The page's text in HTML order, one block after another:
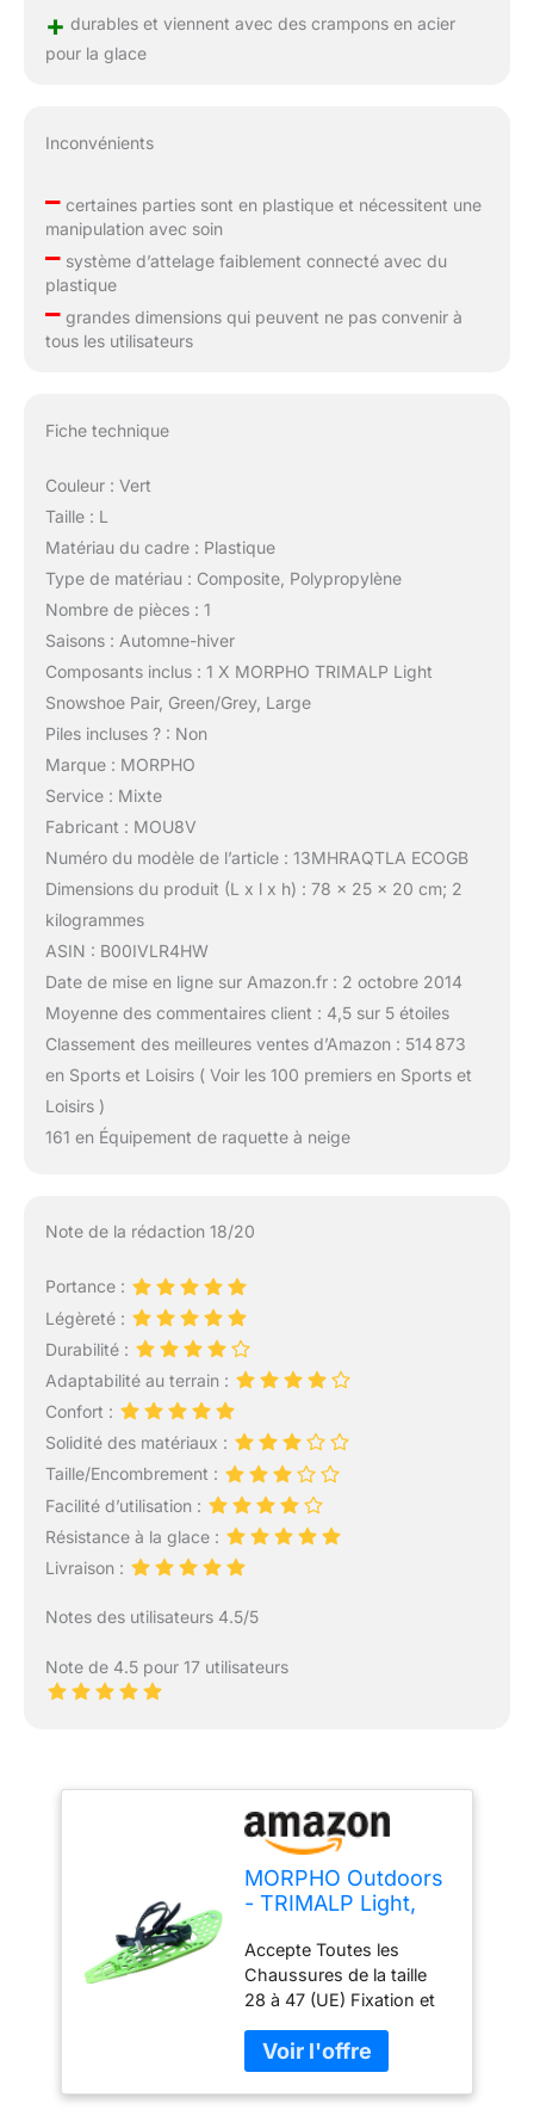
+ durables et viennent avec des crampons en acier
pour la glace
Inconvénients
–certaines parties sont en plastique et nécessitent une
manipulation avec soin
–système d’attelage faiblement connecté avec du
plastique
–grandes dimensions qui peuvent ne pas convenir à
tous les utilisateurs
Fiche technique
Couleur : Vert
Taille : L
Matériau du cadre : Plastique
Type de matériau : Composite, Polypropylène
Nombre de pièces : 1
Saisons : Automne-hiver
Composants inclus : 1 X MORPHO TRIMALP Light
Snowshoe Pair, Green/Grey, Large
Piles incluses ? : Non
Marque : MORPHO
Service : Mixte
Fabricant : MOU8V
Numéro du modèle de l’article : 13MHRAQTLA ECOGB
Dimensions du produit (L x l x h) : 78 x 25 x 20 cm; 2
kilogrammes
ASIN : B00IVLR4HW
Date de mise en ligne sur Amazon.fr : 2 octobre 2014
Moyenne des commentaires client : 4,5 sur 5 étoiles
Classement des meilleures ventes d’Amazon : 514 873
en Sports et Loisirs ( Voir les 100 premiers en Sports et
Loisirs )
161 en Équipement de raquette à neige
Note de la rédaction 18/20
Portance :
Légèreté :
Durabilité :
Adaptabilité au terrain :
Confort :
Solidité des matériaux :
Taille/Encombrement :
Facilité d’utilisation :
Résistance à la glace :
Livraison :
Notes des utilisateurs 4.5/5
Note de 4.5 pour 17 utilisateurs
MORPHO Outdoors
- TRIMALP Light,
à neige, Vert/Gris-
Large
Accepte Toutes les
Chaussures de la taille
28 à 47 (UE) Fixation et
procurant un Maintien de
la Chaussure Inégalé
donc Confort